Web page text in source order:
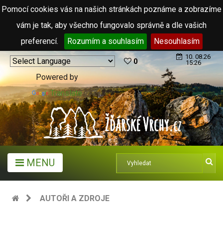
Pomocí cookies vás na našich stránkách poznáme a zobrazíme
vám je tak, aby všechno fungovalo správně a dle vašich
preferencí.
Rozumím a souhlasím Nesouhlasím
Powered by
Translate
0
10. 08.26
15:26
MENU
AUTOŘI A ZDROJE